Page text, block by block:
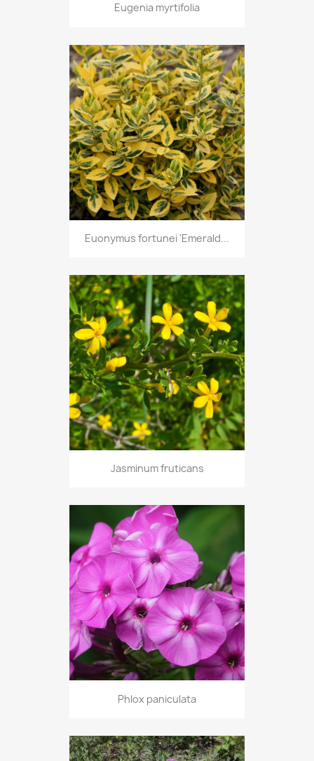
Eugenia myrtifolia
Euonymus fortunei 'Emerald...
Jasminum fruticans
Phlox paniculata